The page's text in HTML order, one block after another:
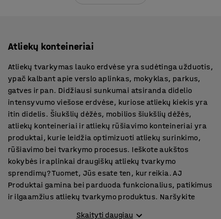
Atliekų konteineriai
Atliekų tvarkymas lauko erdvėse yra sudėtinga užduotis,
ypač kalbant apie verslo aplinkas, mokyklas, parkus,
gatves ir pan. Didžiausi sunkumai atsiranda didelio
intensyvumo viešose erdvėse, kuriose atliekų kiekis yra
itin didelis. Šiukšlių dėžės, mobilios šiukšlių dėžės,
atliekų konteineriai ir atliekų rūšiavimo konteineriai yra
produktai, kurie leidžia optimizuoti atliekų surinkimo,
rūšiavimo bei tvarkymo procesus. Ieškote aukštos
kokybės ir aplinkai draugiškų atliekų tvarkymo
sprendimų? Tuomet, Jūs esate ten, kur reikia. AJ
Produktai gamina bei parduoda funkcionalius, patikimus
ir ilgaamžius atliekų tvarkymo produktus. Naršykite
Skaityti daugiau